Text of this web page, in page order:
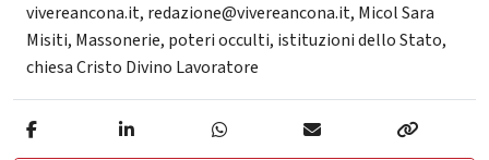
vivereancona.it, redazione@vivereancona.it, Micol Sara
Misiti, Massonerie, poteri occulti, istituzioni dello Stato,
chiesa Cristo Divino Lavoratore